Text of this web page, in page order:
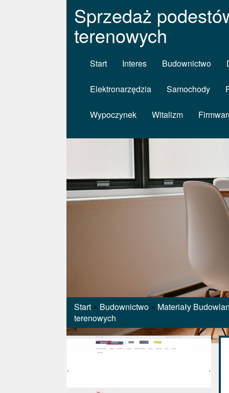
Sprzedaż
terenowych
Start Interes Budownictwo
Elektronarzędzia Samochody
Wypoczynek Witalizm
Start » Budownictwo » Materiały
terenowych